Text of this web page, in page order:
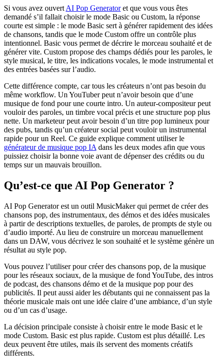
Si vous avez ouvert AI Pop Generatoret que vous vous êtes
demandé s’il fallait choisir le mode Basic ou Custom, la réponse
courte est simple : le mode Basic sert à générer rapidement des idées
de chansons, tandis que le mode Custom offre un contrôle plus
intentionnel. Basic vous permet de décrire le morceau souhaité et de
générer vite. Custom propose des champs dédiés pour les paroles, le
style musical, le titre, les indications vocales, le mode instrumental et
des entrées basées sur l’audio.
Cette différence compte, car tous les créateurs n’ont pas besoin du
même workflow. Un YouTuber peut n’avoir besoin que d’une
musique de fond pour une courte intro. Un auteur-compositeur peut
vouloir des paroles, un timbre vocal précis et une structure pop plus
nette. Un marketeur peut avoir besoin d’un titre pop lumineux pour
des pubs, tandis qu’un créateur social peut vouloir un instrumental
rapide pour un Reel. Ce guide explique comment utiliser le
générateur de musique pop IA dans les deux modes afin que vous
puissiez choisir la bonne voie avant de dépenser des crédits ou du
temps sur un mauvais brouillon.
Qu’est-ce que AI Pop Generator ?
AI Pop Generator est un outil MusicMaker qui permet de créer des
chansons pop, des instrumentaux, des démos et des idées musicales
à partir de descriptions textuelles, de paroles, de prompts de style ou
d’audio importé. Au lieu de construire un morceau manuellement
dans un DAW, vous décrivez le son souhaité et le système génère un
résultat au style pop.
Vous pouvez l’utiliser pour créer des chansons pop, de la musique
pour les réseaux sociaux, de la musique de fond YouTube, des intros
de podcast, des chansons démo et de la musique pop pour des
publicités. Il peut aussi aider les débutants qui ne connaissent pas la
théorie musicale mais ont une idée claire d’une ambiance, d’un style
ou d’un cas d’usage.
La décision principale consiste à choisir entre le mode Basic et le
mode Custom. Basic est plus rapide. Custom est plus détaillé. Les
deux peuvent être utiles, mais ils servent des moments créatifs
différents.